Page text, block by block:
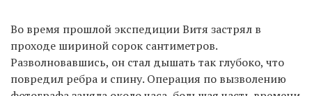
Во время прошлой экспедиции Витя застрял в
проходе шириной сорок сантиметров.
Разволновавшись, он стал дышать так глубоко, что
повредил ребра и спину. Операция по вызволению